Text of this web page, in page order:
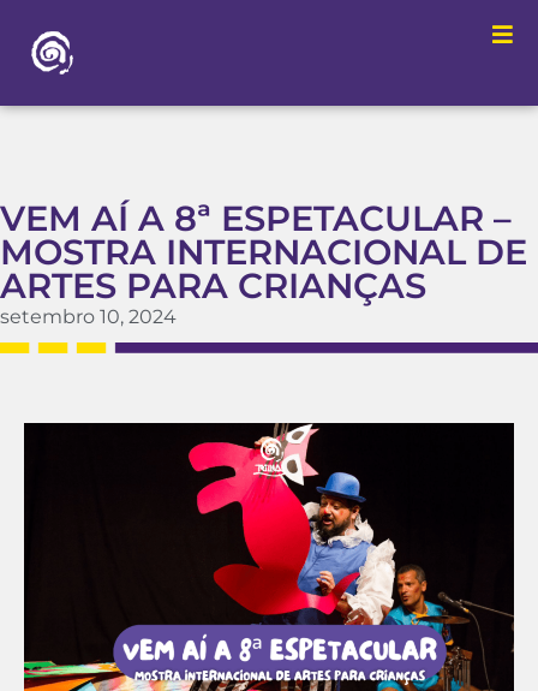
VEM AÍ A 8ª ESPETACULAR –
MOSTRA INTERNACIONAL DE
ARTES PARA CRIANÇAS
setembro 10, 2024